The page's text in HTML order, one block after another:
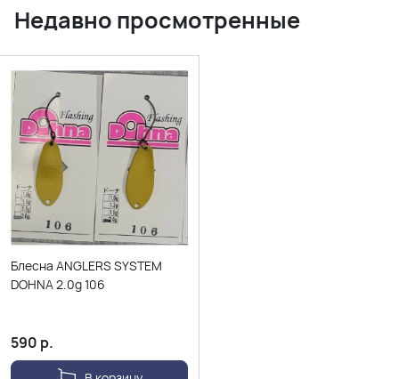
Недавно просмотренные
Блесна ANGLERS SYSTEM
DOHNA 2.0g 106
590 р.